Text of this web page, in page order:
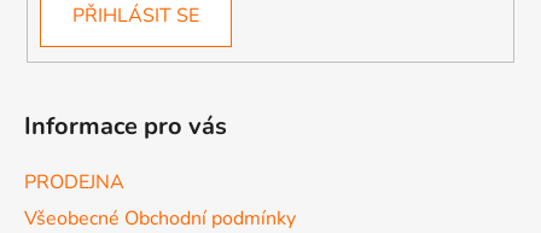
PŘIHLÁSIT SE
Informace pro vás
PRODEJNA
Všeobecné Obchodní podmínky